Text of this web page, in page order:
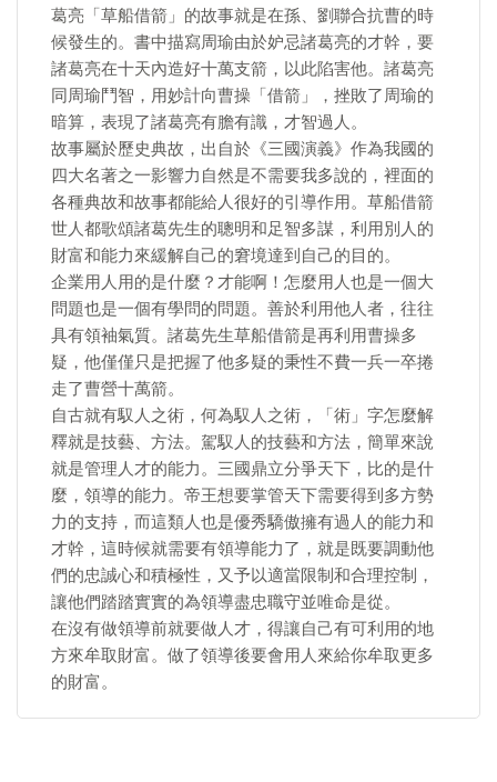
葛亮「草船借箭」的故事就是在孫、劉聯合抗曹的時
候發生的。書中描寫周瑜由於妒忌諸葛亮的才幹，要
諸葛亮在十天內造好十萬支箭，以此陷害他。諸葛亮
同周瑜鬥智，用妙計向曹操「借箭」，挫敗了周瑜的
暗算，表現了諸葛亮有膽有識，才智過人。
故事屬於歷史典故，出自於《三國演義》作為我國的
四大名著之一影響力自然是不需要我多說的，裡面的
各種典故和故事都能給人很好的引導作用。草船借箭
世人都歌頌諸葛先生的聰明和足智多謀，利用別人的
財富和能力來緩解自己的窘境達到自己的目的。
企業用人用的是什麼？才能啊！怎麼用人也是一個大
問題也是一個有學問的問題。善於利用他人者，往往
具有領袖氣質。諸葛先生草船借箭是再利用曹操多
疑，他僅僅只是把握了他多疑的秉性不費一兵一卒捲
走了曹營十萬箭。
自古就有馭人之術，何為馭人之術，「術」字怎麼解
釋就是技藝、方法。駕馭人的技藝和方法，簡單來說
就是管理人才的能力。三國鼎立分爭天下，比的是什
麼，領導的能力。帝王想要掌管天下需要得到多方勢
力的支持，而這類人也是優秀驕傲擁有過人的能力和
才幹，這時候就需要有領導能力了，就是既要調動他
們的忠誠心和積極性，又予以適當限制和合理控制，
讓他們踏踏實實的為領導盡忠職守並唯命是從。
在沒有做領導前就要做人才，得讓自己有可利用的地
方來牟取財富。做了領導後要會用人來給你牟取更多
的財富。